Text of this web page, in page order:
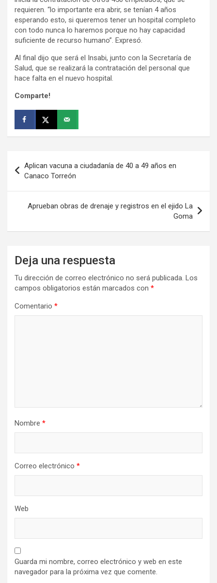
requieren. “lo importante era abrir, se tenían 4 años
esperando esto, si queremos tener un hospital completo
con todo nunca lo haremos porque no hay capacidad
suficiente de recurso humano”. Expresó.
Al final dijo que será el Insabi, junto con la Secretaría de
Salud, que se realizará la contratación del personal que
hace falta en el nuevo hospital.
Comparte!
de
entradas
Aplican vacuna a ciudadanía de 40 a 49 años en
Canaco Torreón
Aprueban obras de drenaje y registros en el ejido La
Goma
Deja una respuesta
Tu dirección de correo electrónico no será publicada. Los
campos obligatorios están marcados con *
Comentario *
Nombre *
Correo electrónico *
Web
Guarda mi nombre, correo electrónico y web en este
navegador para la próxima vez que comente.